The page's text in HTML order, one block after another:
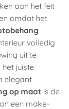
aan het feit
omdat het
volledig
uit te
juiste
elegant
op maat is de
een make-